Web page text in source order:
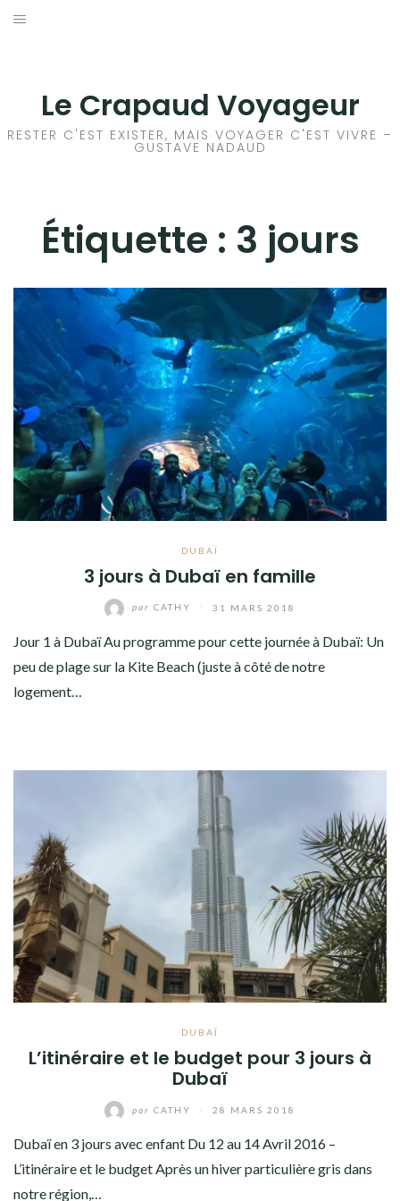
Aller
Le Crapaud Voyageur
RESTER C'EST EXISTER, MAIS VOYAGER C'EST VIVRE –
GUSTAVE NADAUD
Étiquette : 3 jours
DUBAÏ
3 jours à Dubaï en famille
par CATHY 31 MARS 2018
Jour 1 à Dubaï Au programme pour cette journée à Dubaï: Un
peu de plage sur la Kite Beach (juste à côté de notre
logement…
DUBAÏ
L’itinéraire et le budget pour 3 jours à
Dubaï
par CATHY 28 MARS 2018
Dubaï en 3 jours avec enfant Du 12 au 14 Avril 2016 –
L’itinéraire et le budget Après un hiver particulière gris dans
notre région,…
EUROPE
AMÉRIQUE DU NORD
AMÉRIQUE CENTRALE
AMÉRIQUE DU SUD
TOUR DU MONDE 2020-2021
CONTACT